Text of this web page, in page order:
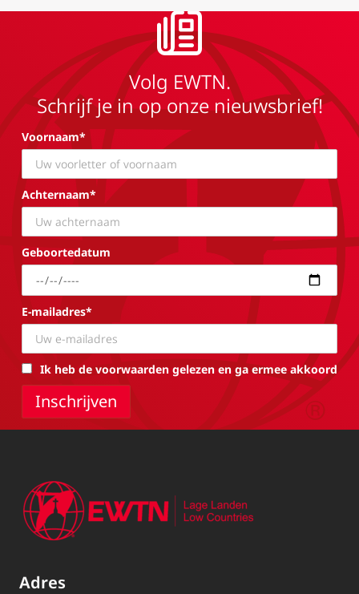
Volg EWTN.
Schrijf je in op onze nieuwsbrief!
Voornaam*
Achternaam*
Geboortedatum
E-mailadres*
Ik heb de voorwaarden gelezen en ga ermee akkoord
Adres